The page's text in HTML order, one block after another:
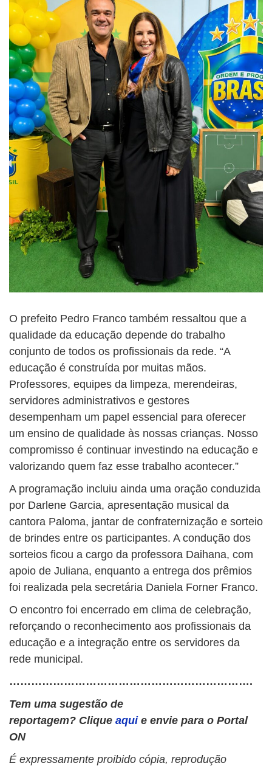
O prefeito Pedro Franco também ressaltou que a
qualidade da educação depende do trabalho
conjunto de todos os profissionais da rede. “A
educação é construída por muitas mãos.
Professores, equipes da limpeza, merendeiras,
servidores administrativos e gestores
desempenham um papel essencial para oferecer
um ensino de qualidade às nossas crianças. Nosso
compromisso é continuar investindo na educação e
valorizando quem faz esse trabalho acontecer.”
A programação incluiu ainda uma oração conduzida
por Darlene Garcia, apresentação musical da
cantora Paloma, jantar de confraternização e sorteio
de brindes entre os participantes. A condução dos
sorteios ficou a cargo da professora Daihana, com
apoio de Juliana, enquanto a entrega dos prêmios
foi realizada pela secretária Daniela Forner Franco.
O encontro foi encerrado em clima de celebração,
reforçando o reconhecimento aos profissionais da
educação e a integração entre os servidores da
rede municipal.
………………………………………………………….
Tem uma sugestão de
reportagem? Clique aqui e envie para o Portal
ON
É expressamente proibido cópia, reprodução